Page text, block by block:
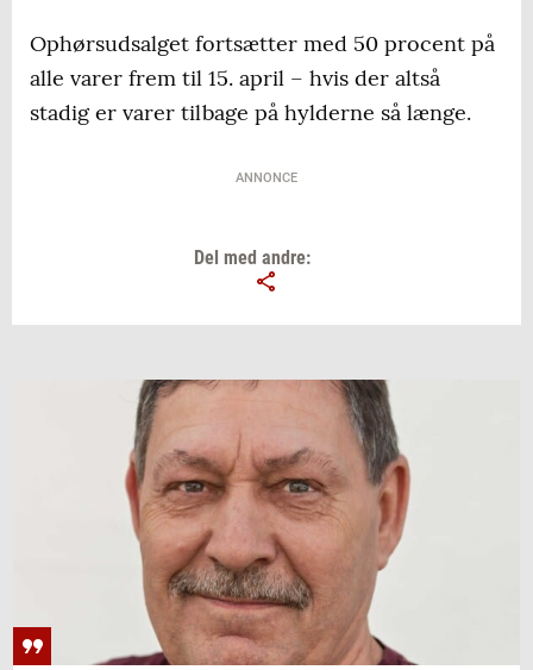
Ophørsudsalget fortsætter med 50 procent på
alle varer frem til 15. april – hvis der altså
stadig er varer tilbage på hylderne så længe.
ANNONCE
Del med andre: